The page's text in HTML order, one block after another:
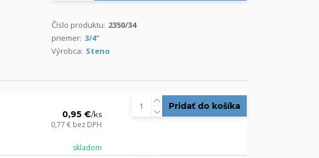
Číslo produktu: 2350/34
priemer: 3/4"
Výrobca: Steno
0,95 €/ks
0,77 € bez DPH
skladom
Pridať do košíka